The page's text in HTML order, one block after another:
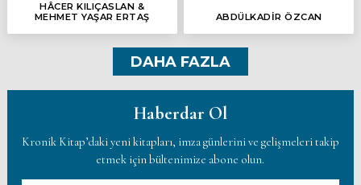
HÂCER KILIÇASLAN &
MEHMET YAŞAR ERTAŞ
ABDÜLKADİR ÖZCAN
DAHA FAZLA
Haberdar Ol
Kronik Kitap’daki yeni kitapları, imza günlerini ve gelişmeleri takip
etmek için bültenimize abone olun.